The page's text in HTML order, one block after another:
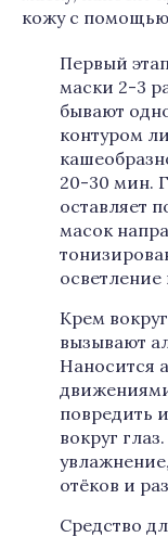
кожу с
Первый
маски 2-3
бывают
контуром
20-30 мин.
оставляет
масок
Крем
вызывают
Наносится
повредить
вокруг
отёков и
Средство